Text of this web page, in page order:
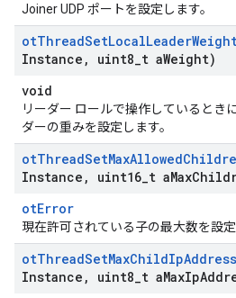
Joiner UDP ポートを設定します。
otThreadSetLocalLeader
Instance , uint8 t aWeight)
void
リーダー ロールで操作しているとき
ダーの重みを設定します。
otThreadSetMaxAllowed
Instance , uint16 t aMax
otError
現在許可されている子の最大数を設定
otThreadSetMaxChildIp
Instance , uint8 t aMaxIp